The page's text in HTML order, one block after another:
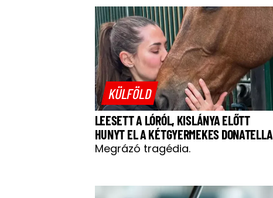
KÜLFÖLD
LEESETT A LÓRÓL, KISLÁNYA ELŐTT
HUNYT EL A KÉTGYERMEKES DONATELLA
Megrázó tragédia.